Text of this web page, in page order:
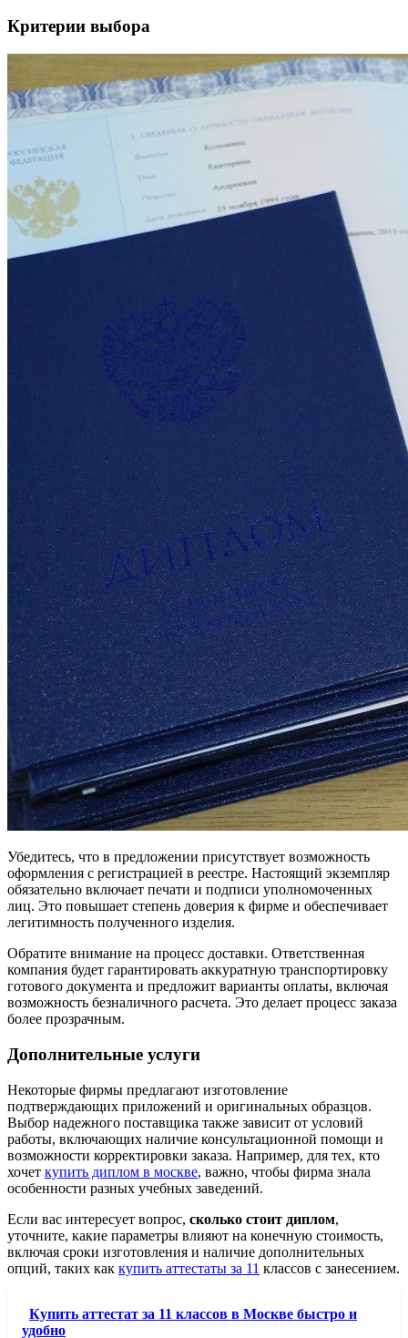
Критерии выбора
Убедитесь, что в предложении присутствует возможность
оформления с регистрацией в реестре. Настоящий экземпляр
обязательно включает печати и подписи уполномоченных
лиц. Это повышает степень доверия к фирме и обеспечивает
легитимность полученного изделия.
Обратите внимание на процесс доставки. Ответственная
компания будет гарантировать аккуратную транспортировку
готового документа и предложит варианты оплаты, включая
возможность безналичного расчета. Это делает процесс заказа
более прозрачным.
Дополнительные услуги
Некоторые фирмы предлагают изготовление
подтверждающих приложений и оригинальных образцов.
Выбор надежного поставщика также зависит от условий
работы, включающих наличие консультационной помощи и
возможности корректировки заказа. Например, для тех, кто
хочет купить диплом в москве, важно, чтобы фирма знала
особенности разных учебных заведений.
Если вас интересует вопрос, сколько стоит диплом,
уточните, какие параметры влияют на конечную стоимость,
включая сроки изготовления и наличие дополнительных
опций, таких как купить аттестаты за 11 классов с занесением.
Купить аттестат за 11 классов в Москве быстро и
удобно